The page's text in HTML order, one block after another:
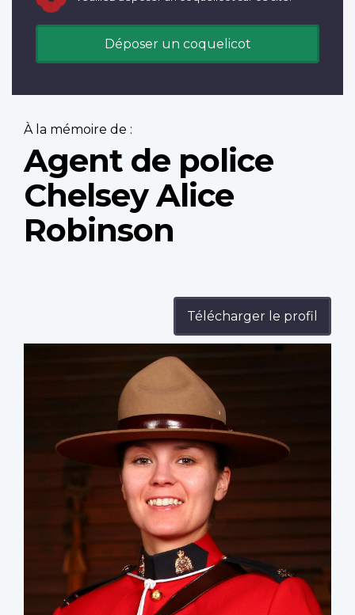
Déposer un coquelicot
À la mémoire de :
Agent de police
Chelsey Alice
Robinson
Télécharger le profil